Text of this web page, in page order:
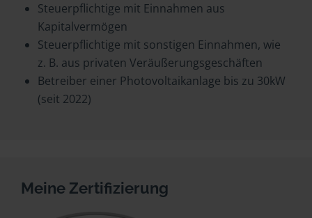
Steuerpflichtige mit Einnahmen aus
Kapitalvermögen
Steuerpflichtige mit sonstigen Einnahmen, wie
z. B. aus privaten Veräußerungsgeschäften
Betreiber einer Photovoltaikanlage bis zu 30kW
(seit 2022)
Meine Zertifizierung